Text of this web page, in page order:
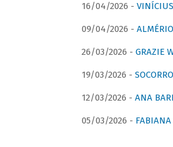
16/04/2026 -
09/04/2026 -
26/03/2026 - GRAZIE
19/03/2026 -
12/03/2026 - ANA
05/03/2026 -